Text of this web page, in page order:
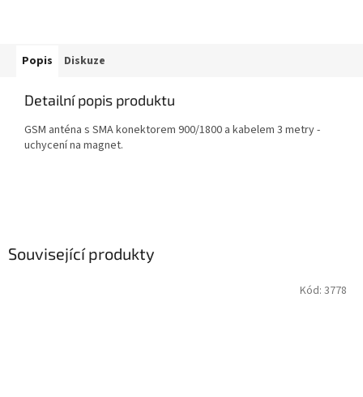
Související produkty
Kód: 3778
Popis Diskuze
Detailní popis produktu
GSM anténa s SMA konektorem 900/1800 a kabelem 3 metry -
uchycení na magnet.